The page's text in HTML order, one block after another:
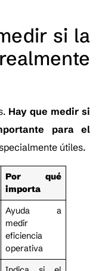
si la
Hay que medir si
para el
útiles.
Por qué
importa
Ayuda a
medir
eficiencia
operativa